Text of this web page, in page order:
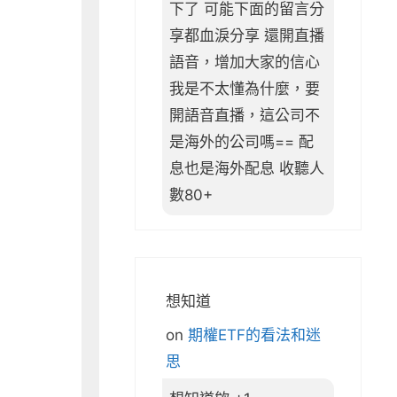
下了 可能下面的留言分
享都血淚分享 還開直播
語音，增加大家的信心
我是不太懂為什麼，要
開語音直播，這公司不
是海外的公司嗎== 配
息也是海外配息 收聽人
數80+
想知道
on 期權ETF的看法和迷
思